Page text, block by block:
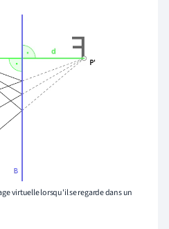
virtuelle lorsqu'il se regarde dans un